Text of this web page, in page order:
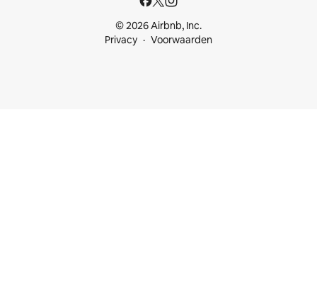
© 2026 Airbnb, Inc.
Privacy
Voorwaarden